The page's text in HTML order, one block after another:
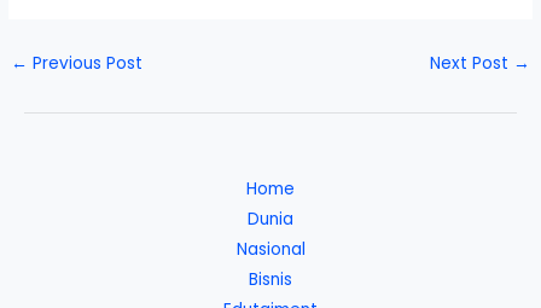
← Previous Post Next Post →
Home
Dunia
Nasional
Bisnis